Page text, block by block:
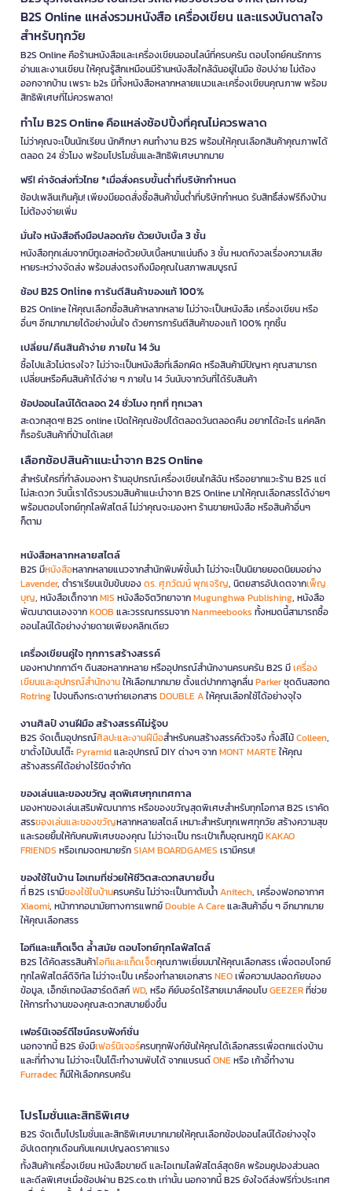
B2S Online แหล่งรวมหนังสือ เครื่องเขียน และแรงบันดาลใจ
สำหรับทุกวัย
B2S Online คือร้านหนังสือและเครื่องเขียนออนไลน์ที่ครบครัน ตอบโจทย์คนรักการ
อ่านและงานเขียน ให้คุณรู้สึกเหมือนมีร้านหนังสือใกล้ฉันอยู่ในมือ ช้อปง่าย ไม่ต้อง
ออกจากบ้าน เพราะ b2s มีทั้งหนังสือหลากหลายแนวและเครื่องเขียนคุณภาพ พร้อม
สิทธิพิเศษที่ไม่ควรพลาด!
ทำไม B2S Online คือแหล่งช้อปปิ้งที่คุณไม่ควรพลาด
ไม่ว่าคุณจะเป็นนักเรียน นักศึกษา คนทำงาน B2S พร้อมให้คุณเลือกสินค้าคุณภาพได้
ตลอด 24 ชั่วโมง พร้อมโปรโมชั่นและสิทธิพิเศษมากมาย
ฟรี! ค่าจัดส่งทั่วไทย *เมื่อสั่งครบขั้นต่ำที่บริษัทกำหนด
ช้อปเพลินเกินคุ้ม! เพียงมียอดสั่งซื้อสินค้าขั้นต่ำที่บริษัทกำหนด รับสิทธิ์ส่งฟรีถึงบ้าน
ไม่ต้องจ่ายเพิ่ม
มั่นใจ หนังสือถึงมือปลอดภัย ด้วยบับเบิ้ล 3 ชั้น
หนังสือทุกเล่มจากบีทูเอสห่อด้วยบับเบิ้ลหนาแน่นถึง 3 ชั้น หมดกังวลเรื่องความเสีย
หายระหว่างจัดส่ง พร้อมส่งตรงถึงมือคุณในสภาพสมบูรณ์
ช้อป B2S Online การันตีสินค้าของแท้ 100%
B2S Online ให้คุณเลือกซื้อสินค้าหลากหลาย ไม่ว่าจะเป็นหนังสือ เครื่องเขียน หรือ
อื่นๆ อีกมากมายได้อย่างมั่นใจ ด้วยการการันตีสินค้าของแท้ 100% ทุกชิ้น
เปลี่ยน/คืนสินค้าง่าย ภายใน 14 วัน
ซื้อไปแล้วไม่ตรงใจ? ไม่ว่าจะเป็นหนังสือที่เลือกผิด หรือสินค้ามีปัญหา คุณสามารถ
เปลี่ยนหรือคืนสินค้าได้ง่าย ๆ ภายใน 14 วันนับจากวันที่ได้รับสินค้า
ช้อปออนไลน์ได้ตลอด 24 ชั่วโมง ทุกที่ ทุกเวลา
สะดวกสุดๆ! B2S online เปิดให้คุณช้อปได้ตลอดวันตลอดคืน อยากได้อะไร แค่คลิก
ก็รอรับสินค้าที่บ้านได้เลย!
เลือกช้อปสินค้าแนะนำจาก B2S Online
สำหรับใครที่กำลังมองหา ร้านอุปกรณ์เครื่องเขียนใกล้ฉัน หรืออยากแวะร้าน B2S แต่
ไม่สะดวก วันนี้เราได้รวบรวมสินค้าแนะนำจาก B2S Online มาให้คุณเลือกสรรได้ง่ายๆ
พร้อมตอบโจทย์ทุกไลฟ์สไตล์ ไม่ว่าคุณจะมองหา ร้านขายหนังสือ หรือสินค้าอื่นๆ
ก็ตาม
หนังสือหลากหลายสไตล์
B2S มีหนังสือหลากหลายแนวจากสำนักพิมพ์ชั้นนำ ไม่ว่าจะเป็นนิยายยอดนิยมอย่าง
Lavender, ตำราเรียนเข้มข้นของดร. ศุภวัฒน์ พุกเจริญ, นิตยสารอัปเดตจากเพ็ญ
บุญ, หนังสือเด็กจากMIS หนังสือจิตวิทยาจากMugunghwa Publishing, หนังสือ
พัฒนาตนเองจากKOOB และวรรณกรรมจากNanmeebooks ทั้งหมดนี้สามารถซื้อ
ออนไลน์ได้อย่างง่ายดายเพียงคลิกเดียว
เครื่องเขียนคู่ใจ ทุกการสร้างสรรค์
มองหาปากกาดีๆ ดินสอหลากหลาย หรืออุปกรณ์สำนักงานครบครัน B2S มีเครื่อง
เขียนและอุปกรณ์สำนักงานให้เลือกมากมาย ตั้งแต่ปากกาลูกลื่นParkerชุดดินสอกด
Rotringไปจนถึงกระดาษถ่ายเอกสารDOUBLE Aให้คุณเลือกใช้ได้อย่างจุใจ
งานศิลป์ งานฝีมือ สร้างสรรค์ไม่รู้จบ
B2S จัดเต็มอุปกรณ์ศิลปะและงานฝีมือสำหรับคนสร้างสรรค์ตัวจริง ทั้งสีไม้Colleen,
ขาตั้งไม้บนโต๊ะPyramidและอุปกรณ์ DIY ต่างๆ จากMONT MARTEให้คุณ
สร้างสรรค์ได้อย่างไร้ขีดจำกัด
ของเล่นและของขวัญ สุดพิเศษทุกเทศกาล
มองหาของเล่นเสริมพัฒนาการ หรือของขวัญสุดพิเศษสำหรับทุกโอกาส B2S เราคัด
สรรของเล่นและของขวัญหลากหลายสไตล์ เหมาะสำหรับทุกเพศทุกวัย สร้างความสุข
และรอยยิ้มให้กับคนพิเศษของคุณ ไม่ว่าจะเป็น กระเป๋าเก็บอุณหภูมิKAKAO
FRIENDS หรือเกมจดหมายรักSIAM BOARDGAMES เรามีครบ!
ของใช้ในบ้าน ไอเทมที่ช่วยให้ชีวิตสะดวกสบายขึ้น
ที่ B2S เรามีของใช้ในบ้านครบครัน ไม่ว่าจะเป็นกาต้มน้ำAnitech, เครื่องฟอกอากาศ
Xiaomi, หน้ากากอนามัยทางการแพทย์Double A Careและสินค้าอื่น ๆ อีกมากมาย
ให้คุณเลือกสรร
ไอทีและแก็ดเจ็ต ล้ำสมัย ตอบโจทย์ทุกไลฟ์สไตล์
B2S ได้คัดสรรสินค้าไอทีและแก็ดเจ็ตคุณภาพเยี่ยมมาให้คุณเลือกสรร เพื่อตอบโจทย์
ทุกไลฟ์สไตล์ดิจิทัล ไม่ว่าจะเป็น เครื่องทำลายเอกสารNEOเพื่อความปลอดภัยของ
ข้อมูล, เอ็กซ์เทอนัลฮาร์ดดิสก์WD, หรือ คีย์บอร์ดไร้สายเมาส์คอมโบGEEZERที่ช่วย
ให้การทำงานของคุณสะดวกสบายยิ่งขึ้น
เฟอร์นิเจอร์ดีไซน์ครบฟังก์ชั่น
นอกจากนี้ B2S ยังมีเฟอร์นิเจอร์ครบทุกฟังก์ชันให้คุณได้เลือกสรรเพื่อตกแต่งบ้าน
และที่ทำงาน ไม่ว่าจะเป็นโต๊ะทำงานพับได้ จากแบรนด์ONEหรือ เก้าอี้ทำงาน
Furradecก็มีให้เลือกครบครัน
โปรโมชั่นและสิทธิพิเศษ
B2S จัดเต็มโปรโมชั่นและสิทธิพิเศษมากมายให้คุณเลือกช้อปออนไลน์ได้อย่างจุใจ
อัปเดตทุกเดือนกับแคมเปญลดราคาแรง
ทั้งสินค้าเครื่องเขียน หนังสือขายดี และไอเทมไลฟ์สไตล์สุดชิค พร้อมคูปองส่วนลด
และดีลพิเศษเมื่อช้อปผ่าน B2S.co.th เท่านั้น นอกจากนี้ B2S ยังใจดีส่งฟรีทั่วประเทศ